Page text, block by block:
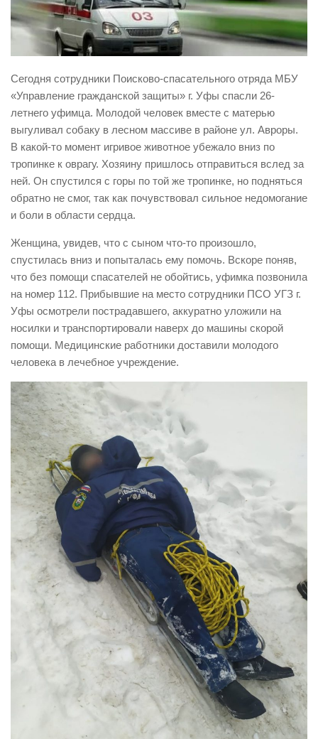
Виды деятельности
Обслуживание опасных производственных объектов
УГЗ рекомендует
Памятки населению
Как стать спасателем
Уголок гражданской обороны
Пресс-центр
СМИ о нас
Наша работа
Фотогалерея
Обращения
Вакансии
Сегодня сотрудники Поисково-спасательного отряда МБУ
«Управление гражданской защиты» г. Уфы спасли 26-
летнего уфимца. Молодой человек вместе с матерью
выгуливал собаку в лесном массиве в районе ул. Авроры.
В какой-то момент игривое животное убежало вниз по
тропинке к оврагу. Хозяину пришлось отправиться вслед за
ней. Он спустился с горы по той же тропинке, но подняться
обратно не смог, так как почувствовал сильное недомогание
и боли в области сердца.
Женщина, увидев, что с сыном что-то произошло,
спустилась вниз и попыталась ему помочь. Вскоре поняв,
что без помощи спасателей не обойтись, уфимка позвонила
на номер 112. Прибывшие на место сотрудники ПСО УГЗ г.
Уфы осмотрели пострадавшего, аккуратно уложили на
носилки и транспортировали наверх до машины скорой
помощи. Медицинские работники доставили молодого
человека в лечебное учреждение.